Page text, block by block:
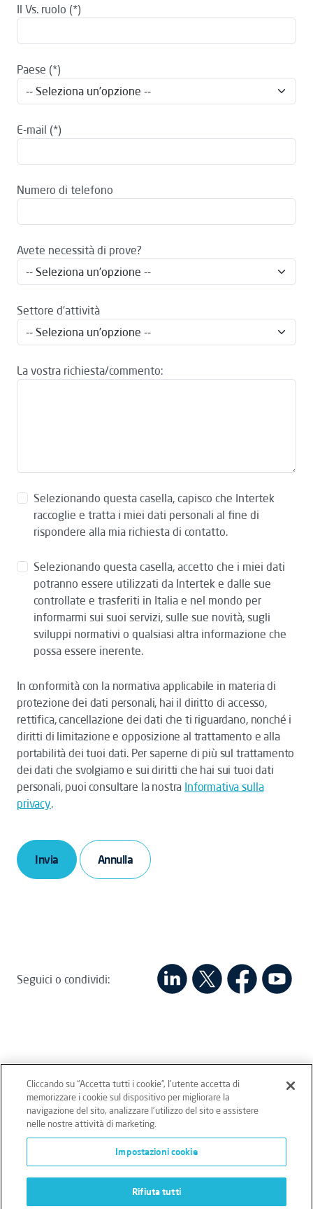
Il Vs. ruolo
Paese
E-mail
Numero di telefono
Avete necessità di prove?
Settore d’attività
La vostra richiesta/commento:
Selezionando questa casella, capisco che Intertek
raccoglie e tratta i miei dati personali al fine di
rispondere alla mia richiesta di contatto.
Selezionando questa casella, accetto che i miei dati
potranno essere utilizzati da Intertek e dalle sue
controllate e trasferiti in Italia e nel mondo per
informarmi sui suoi servizi, sulle sue novità, sugli
sviluppi normativi o qualsiasi altra informazione che
possa essere inerente.
In conformità con la normativa applicabile in materia di
protezione dei dati personali, hai il diritto di accesso,
rettifica, cancellazione dei dati che ti riguardano, nonché i
diritti di limitazione e opposizione al trattamento e alla
portabilità dei tuoi dati. Per saperne di più sul trattamento
dei dati che svolgiamo e sui diritti che hai sui tuoi dati
personali, puoi consultare la nostra Informativa sulla
privacy.
Invia
Seguici o condividi:
Intertek Italia SpA - P.IVA 12431470157
Privacy sito Privacy clienti/fornitori
Cookie Policy
Imparzialità
Cliccando su “Accetta tutti i cookie”, l'utente accetta di
memorizzare i cookie sul dispositivo per migliorare la
navigazione del sito, analizzare l'utilizzo del sito e assistere
nelle nostre attività di marketing.
Impostazioni cookie
Rifiuta tutti